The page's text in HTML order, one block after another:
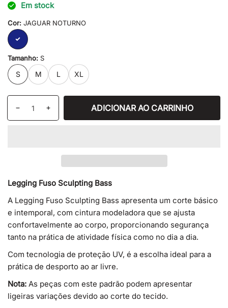
Em stock
Cor: JAGUAR NOTURNO
JAGUAR
NOTURNO
Tamanho: S
S M L XL
Diminuir
quantidade
SCULPTING
Aumentar
a
LEGGING
FUSO
BASS
ADICIONAR AO CARRINHO
Legging Fuso Sculpting Bass
A Legging Fuso Sculpting Bass apresenta um corte básico
e intemporal, com cintura modeladora que se ajusta
confortavelmente ao corpo, proporcionando segurança
tanto na prática de atividade física como no dia a dia.
Com tecnologia de proteção UV, é a escolha ideal para a
prática de desporto ao ar livre.
Nota: As peças com este padrão podem apresentar
ligeiras variações devido ao corte do tecido.